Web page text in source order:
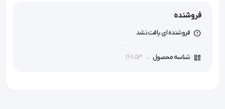
فروشنده
فروشنده ای یافت نشد
شناسه محصول 16853